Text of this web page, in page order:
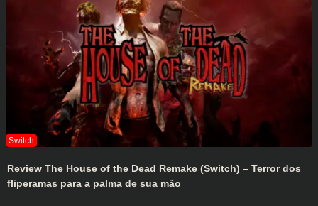
Review The House of the Dead Remake (Switch) – Terror dos
fliperamas para a palma de sua mão